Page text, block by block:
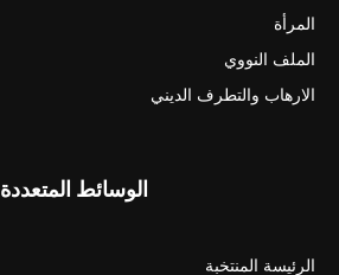
المرأة
الملف النووي
الارهاب والتطرف الديني
الوسائط المتعددة
الرئيسة المنتخبة